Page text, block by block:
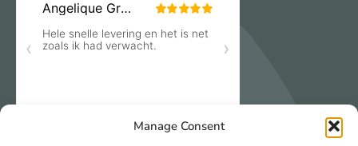
Manage Consent